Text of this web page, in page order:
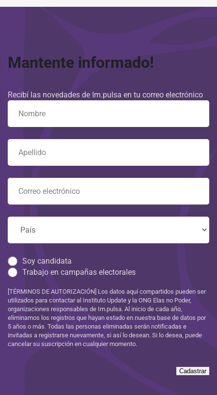
Mantente informado!
Recibí las novedades de Im.pulsa en tu correo electrónico
Soy candidata
Trabajo en campañas electorales
[TÉRMINOS DE AUTORIZACIÓN] Los datos aquí compartidos pueden ser
utilizados para contactar al Instituto Update y la ONG Elas no Poder,
organizaciones responsables de Im.pulsa. Al inicio de cada año,
eliminamos los registros que hayan estado en nuestra base de datos por
5 años o más. Todas las personas eliminadas serán notificadas e
invitadas a registrarse nuevamente, si así lo desean. Si lo desea, puede
cancelar su suscripción en cualquier momento.
Cadastrar